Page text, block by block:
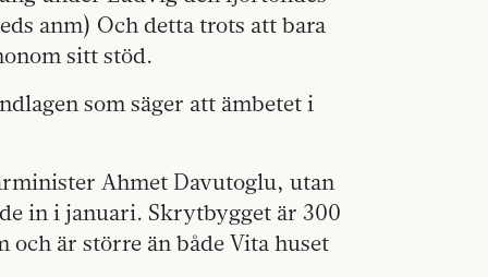
anm) Och detta trots att bara
sitt stöd.
som säger att ämbetet i
Ahmet Davutoglu, utan
in i januari. Skrytbygget är 300
är större än både Vita huset